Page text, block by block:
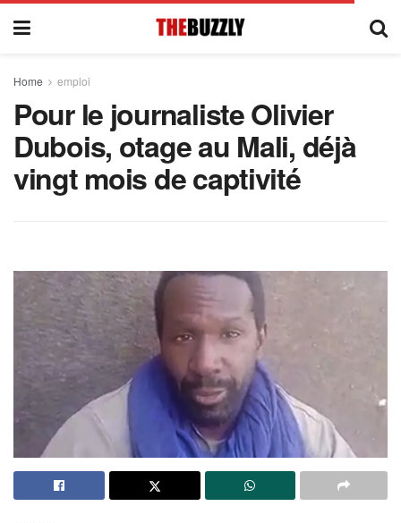
Home emploi
Pour le journaliste Olivier
Dubois, otage au Mali, déjà
vingt mois de captivité